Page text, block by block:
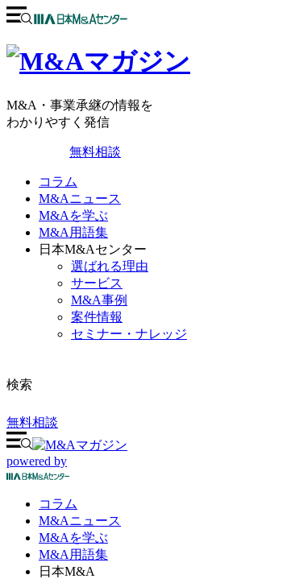
M&A・事業承継の情報を
わかりやすく発信
無料相談
コラム
M&Aニュース
M&Aを学ぶ
M&A用語集
日本M&Aセンター
選ばれる理由
サービス
M&A事例
案件情報
セミナー・ナレッジ
検索
無料相談
powered by
コラム
M&Aニュース
M&Aを学ぶ
M&A 用語集
日本M&A